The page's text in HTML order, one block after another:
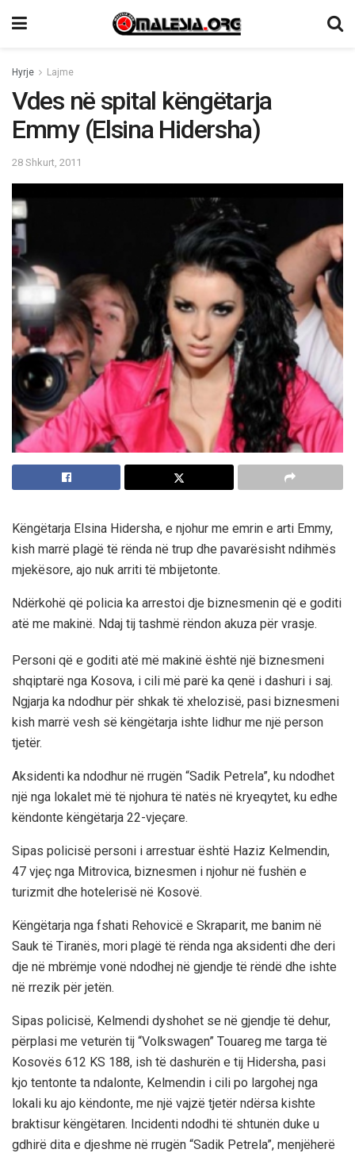
Hyrje Lajme
Vdes në spital këngëtarja
Emmy (Elsina Hidersha)
28 Shkurt, 2011
Këngëtarja Elsina Hidersha, e njohur me emrin e arti Emmy,
kish marrë plagë të rënda në trup dhe pavarësisht ndihmës
mjekësore, ajo nuk arriti të mbijetonte.
Ndërkohë që policia ka arrestoi dje biznesmenin që e goditi
atë me makinë. Ndaj tij tashmë rëndon akuza për vrasje.
Personi që e goditi atë më makinë është një biznesmeni
shqiptarë nga Kosova, i cili më parë ka qenë i dashuri i saj.
Ngjarja ka ndodhur për shkak të xhelozisë, pasi biznesmeni
kish marrë vesh së këngëtarja ishte lidhur me një person
tjetër.
Aksidenti ka ndodhur në rrugën “Sadik Petrela”, ku ndodhet
një nga lokalet më të njohura të natës në kryeqytet, ku edhe
këndonte këngëtarja 22-vjeçare.
Sipas policisë personi i arrestuar është Haziz Kelmendin,
47 vjeç nga Mitrovica, biznesmen i njohur në fushën e
turizmit dhe hotelerisë në Kosovë.
Këngëtarja nga fshati Rehovicë e Skraparit, me banim në
Sauk të Tiranës, mori plagë të rënda nga aksidenti dhe deri
dje në mbrëmje vonë ndodhej në gjendje të rëndë dhe ishte
në rrezik për jetën.
Sipas policisë, Kelmendi dyshohet se në gjendje të dehur,
përplasi me veturën tij “Volkswagen” Touareg me targa të
Kosovës 612 KS 188, ish të dashurën e tij Hidersha, pasi
kjo tentonte ta ndalonte, Kelmendin i cili po largohej nga
lokali ku ajo këndonte, me një vajzë tjetër ndërsa kishte
braktisur këngëtaren. Incidenti ndodhi të shtunën duke u
gdhirë dita e djeshme në rrugën “Sadik Petrela”, menjëherë